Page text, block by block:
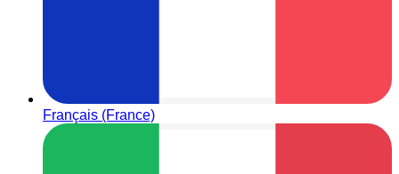
Français (France)